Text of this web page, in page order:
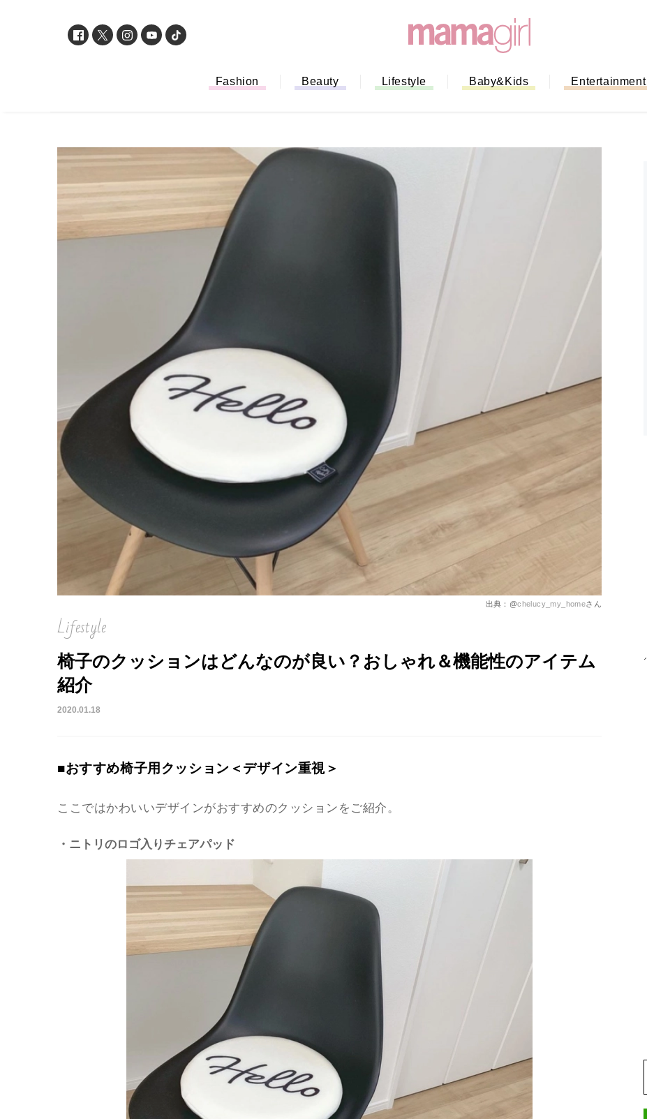
Fashion Beauty Lifestyle Baby&Kids Entertainment
出典：@chelucy_my_homeさん
Lifestyle
椅子のクッションはどんなのが良い？おしゃれ＆機能性のアイテム
紹介
2020.01.18
■おすすめ椅子用クッション＜デザイン重視＞
ここではかわいいデザインがおすすめのクッションをご紹介。
・ニトリのロゴ入りチェアパッド
「もう行列に並ばない！」ミスドのモ
バイルオーダー完全ガイド｜支払い方